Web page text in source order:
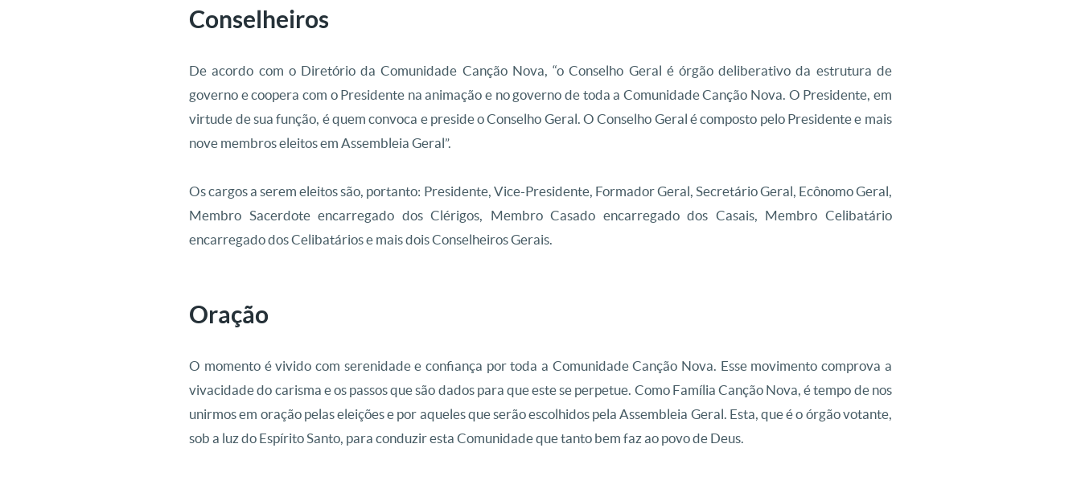
Conselheiros
De acordo com o Diretório da Comunidade Canção Nova, “o Conselho Geral é órgão deliberativo da estrutura de
governo e coopera com o Presidente na animação e no governo de toda a Comunidade Canção Nova. O Presidente, em
virtude de sua função, é quem convoca e preside o Conselho Geral. O Conselho Geral é composto pelo Presidente e mais
nove membros eleitos em Assembleia Geral”.
Os cargos a serem eleitos são, portanto: Presidente, Vice-Presidente, Formador Geral, Secretário Geral, Ecônomo Geral,
Membro Sacerdote encarregado dos Clérigos, Membro Casado encarregado dos Casais, Membro Celibatário
encarregado dos Celibatários e mais dois Conselheiros Gerais.
Oração
O momento é vivido com serenidade e confiança por toda a Comunidade Canção Nova. Esse movimento comprova a
vivacidade do carisma e os passos que são dados para que este se perpetue. Como Família Canção Nova, é tempo de nos
unirmos em oração pelas eleições e por aqueles que serão escolhidos pela Assembleia Geral. Esta, que é o órgão votante,
sob a luz do Espírito Santo, para conduzir esta Comunidade que tanto bem faz ao povo de Deus.